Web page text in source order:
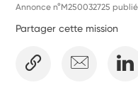
Annonce n°M250032725
Partager cette mission